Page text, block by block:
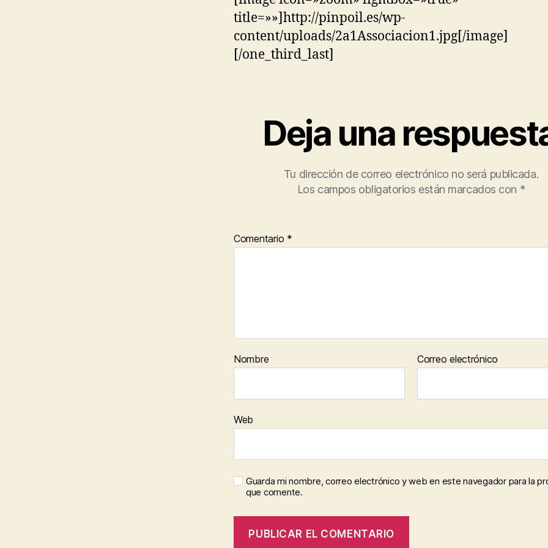
title=»»]http://pinpoil.es/wp-
content/uploads/2a1Associacion1.jpg[/image]
[/one_third_last]
Deja una
Tu dirección de correo electrónico no será publicada.
Los campos obligatorios están marcados con *
Comentario *
Nombre Correo electrónico
Web
Guarda mi nombre, correo electrónico y web en este navegador para la
que comente.